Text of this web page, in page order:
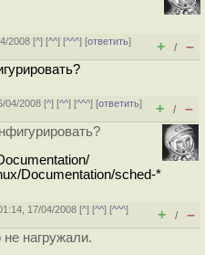
2008 [^] [^^] [^^^] [ответить]
+ / –
04/2008 [^] [^^] [^^^] [ответить]
+ / –
Documentation/sched-*
17/04/2008 [^] [^^] [^^^]
+ / –
не нагружали.